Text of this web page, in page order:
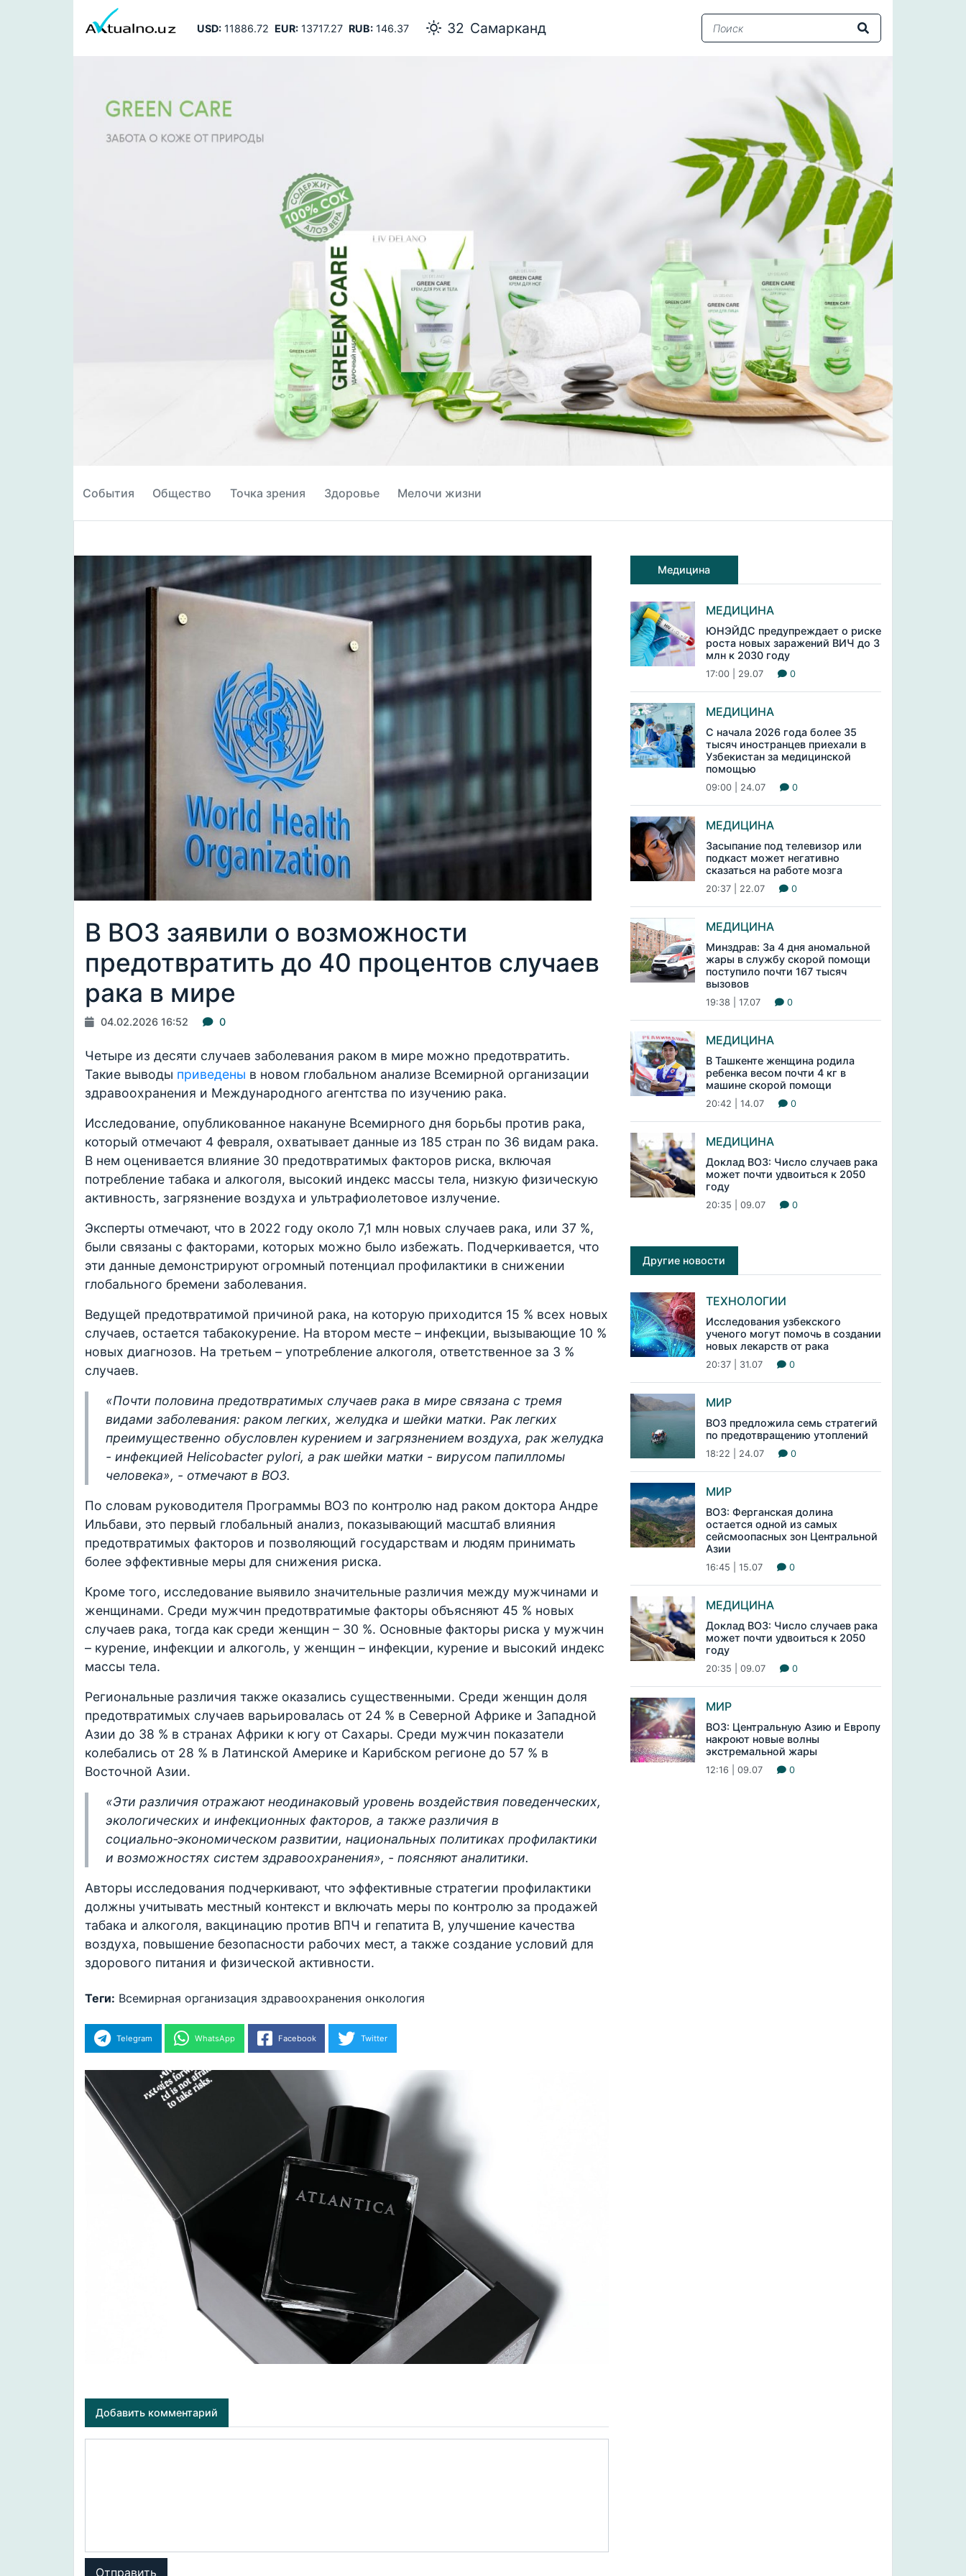
USD:11886.72 EUR:13717.27 RUB:146.37 32 Самарканд
События Общество Точка зрения Здоровье Мелочи жизни
В ВОЗ заявили о возможности
предотвратить до 40 процентов случаев
рака в мире
04.02.2026 16:52 0
Четыре из десяти случаев заболевания раком в мире можно предотвратить.
Такие выводы приведены в новом глобальном анализе Всемирной организации
здравоохранения и Международного агентства по изучению рака.
Исследование, опубликованное накануне Всемирного дня борьбы против рака,
который отмечают 4 февраля, охватывает данные из 185 стран по 36 видам рака.
В нем оценивается влияние 30 предотвратимых факторов риска, включая
потребление табака и алкоголя, высокий индекс массы тела, низкую физическую
активность, загрязнение воздуха и ультрафиолетовое излучение.
Эксперты отмечают, что в 2022 году около 7,1 млн новых случаев рака, или 37 %,
были связаны с факторами, которых можно было избежать. Подчеркивается, что
эти данные демонстрируют огромный потенциал профилактики в снижении
глобального бремени заболевания.
Ведущей предотвратимой причиной рака, на которую приходится 15 % всех новых
случаев, остается табакокурение. На втором месте – инфекции, вызывающие 10 %
новых диагнозов. На третьем – употребление алкоголя, ответственное за 3 %
случаев.
«Почти половина предотвратимых случаев рака в мире связана с тремя
видами заболевания: раком легких, желудка и шейки матки. Рак легких
преимущественно обусловлен курением и загрязнением воздуха, рак желудка
- инфекцией Helicobacter pylori, а рак шейки матки - вирусом папилломы
человека», - отмечают в ВОЗ.
По словам руководителя Программы ВОЗ по контролю над раком доктора Андре
Ильбави, это первый глобальный анализ, показывающий масштаб влияния
предотвратимых факторов и позволяющий государствам и людям принимать
более эффективные меры для снижения риска.
Кроме того, исследование выявило значительные различия между мужчинами и
женщинами. Среди мужчин предотвратимые факторы объясняют 45 % новых
случаев рака, тогда как среди женщин – 30 %. Основные факторы риска у мужчин
– курение, инфекции и алкоголь, у женщин – инфекции, курение и высокий индекс
массы тела.
Региональные различия также оказались существенными. Среди женщин доля
предотвратимых случаев варьировалась от 24 % в Северной Африке и Западной
Азии до 38 % в странах Африки к югу от Сахары. Среди мужчин показатели
колебались от 28 % в Латинской Америке и Карибском регионе до 57 % в
Восточной Азии.
«Эти различия отражают неодинаковый уровень воздействия поведенческих,
экологических и инфекционных факторов, а также различия в
социально‑экономическом развитии, национальных политиках профилактики
и возможностях систем здравоохранения», - поясняют аналитики.
Авторы исследования подчеркивают, что эффективные стратегии профилактики
должны учитывать местный контекст и включать меры по контролю за продажей
табака и алкоголя, вакцинацию против ВПЧ и гепатита B, улучшение качества
воздуха, повышение безопасности рабочих мест, а также создание условий для
здорового питания и физической активности.
Теги: Всемирная организация здравоохранения онкология
Telegram WhatsApp Facebook Twitter
Добавить комментарий
Отправить
Медицина
МЕДИЦИНА
ЮНЭЙДС предупреждает о риске
роста новых заражений ВИЧ до 3
млн к 2030 году
17:00 | 29.07 0
МЕДИЦИНА
С начала 2026 года более 35
тысяч иностранцев приехали в
Узбекистан за медицинской
помощью
09:00 | 24.07 0
МЕДИЦИНА
Засыпание под телевизор или
подкаст может негативно
сказаться на работе мозга
20:37 | 22.07 0
МЕДИЦИНА
Минздрав: За 4 дня аномальной
жары в службу скорой помощи
поступило почти 167 тысяч
вызовов
19:38 | 17.07 0
МЕДИЦИНА
В Ташкенте женщина родила
ребенка весом почти 4 кг в
машине скорой помощи
20:42 | 14.07 0
МЕДИЦИНА
Доклад ВОЗ: Число случаев рака
может почти удвоиться к 2050
году
20:35 | 09.07 0
Другие новости
ТЕХНОЛОГИИ
Исследования узбекского
ученого могут помочь в создании
новых лекарств от рака
20:37 | 31.07 0
МИР
ВОЗ предложила семь стратегий
по предотвращению утоплений
18:22 | 24.07 0
МИР
ВОЗ: Ферганская долина
остается одной из самых
сейсмоопасных зон Центральной
Азии
16:45 | 15.07 0
МЕДИЦИНА
Доклад ВОЗ: Число случаев рака
может почти удвоиться к 2050
году
20:35 | 09.07 0
МИР
ВОЗ: Центральную Азию и Европу
накроют новые волны
экстремальной жары
12:16 | 09.07 0